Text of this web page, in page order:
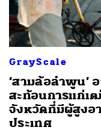
GrayScale
‘สามล้อลำพูน’
สะท้อนการแก่เ
จังหวัดที่มีผู้สูงอ
ประเทศ